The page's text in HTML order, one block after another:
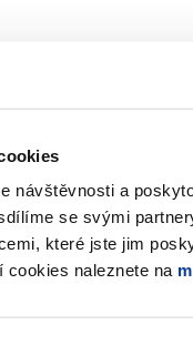
návštěvnosti a
se svými
které jste jim
cookies naleznete na